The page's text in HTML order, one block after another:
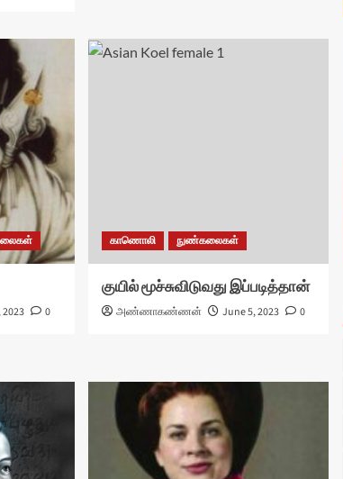
0
காணொலி நுண்கலைகள்
குயில் மூச்சுவிடுவது இப்படித்தான்
அண்ணாகண்ணன் June 5, 2023 0